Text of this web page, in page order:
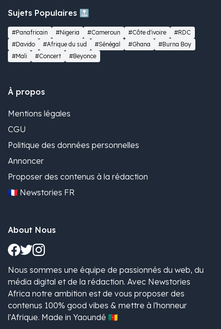
Sujets Populaires 🔝
#Panafricain #Nigeria #Cameroun #Côte d'ivoire
#RDC
#Davido
#Afrique du sud #Sénégal #Ghana
#Burna Boy
#Mali
#Concert #Beyonce
À propos
Mentions légales
CGU
Politique des données personnelles
Annoncer
Proposer des contenus à la rédaction
🇫🇷 Newstories FR
About Nous
Nous sommes une équipe de passionnés du web, du
média digital et de la rédaction. Avec Newstories
Africa notre ambition est de vous proposer des
contenus 100% good vibes & mettre à l'honneur
l'Afrique. Made in Yaoundé 🇨🇲